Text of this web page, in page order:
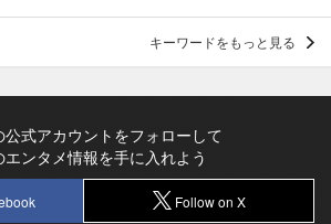
キーワードをもっと見る
公式アカウントをフォローして
エンタメ情報を手に入れよう
Follow on X